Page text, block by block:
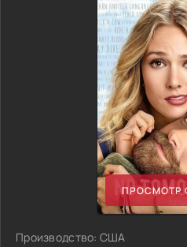
ПРОСМОТР
Производство: США